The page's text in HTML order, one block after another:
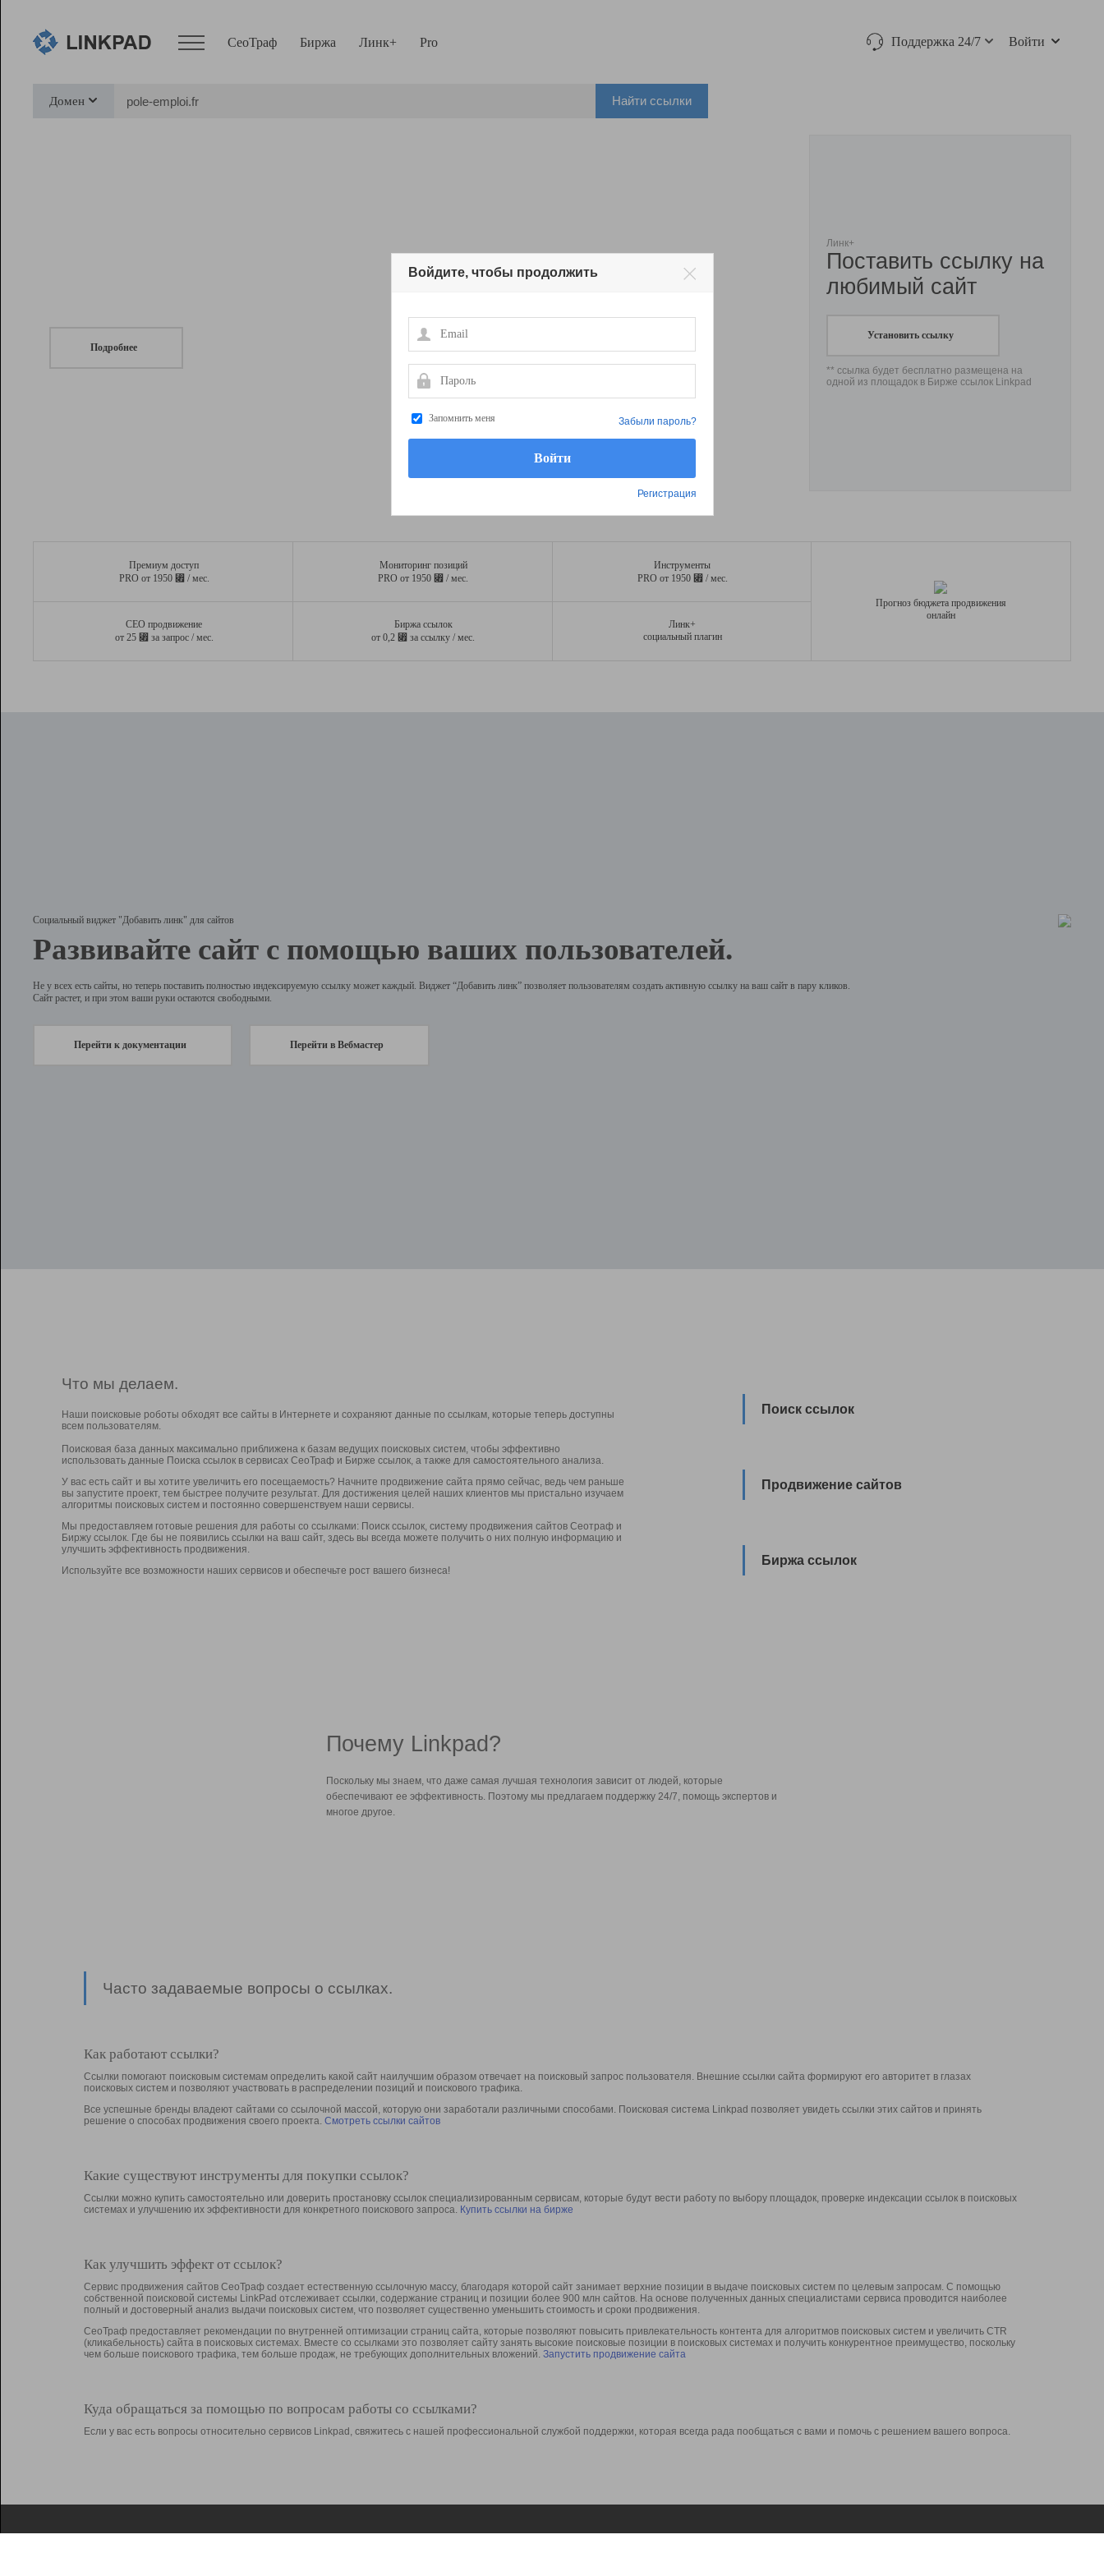
СеоТраф Биржа Линк+ Pro Поддержка 24/7 Войти
Домен Найти ссылки
Подробнее
Линк+
Поставить ссылку на
любимый сайт
Установить ссылку
** ссылка будет бесплатно размещена на
одной из площадок в Бирже ссылок Linkpad
Премиум доступ
PRO от 1950 ⃏ / мес.
Мониторинг позиций
PRO от 1950 ⃏ / мес.
Инструменты
PRO от 1950 ⃏ / мес.
СЕО продвижение
от 25 ⃏ за запрос / мес.
Биржа ссылок
от 0,2 ⃏ за ссылку / мес.
Линк+
социальный плагин
Прогноз бюджета продвижения
онлайн
Социальный виджет "Добавить линк" для сайтов
Развивайте сайт с помощью ваших пользователей.
Не у всех есть сайты, но теперь поставить полностью индексируемую ссылку может каждый. Виджет “Добавить линк” позволяет пользователям создать активную ссылку на ваш сайт в пару кликов.
Сайт растет, и при этом ваши руки остаются свободными.
Перейти к документации Перейти в Вебмастер
Что мы делаем.
Наши поисковые роботы обходят все сайты в Интернете и сохраняют данные по ссылкам, которые теперь доступны
всем пользователям.
Поисковая база данных максимально приближена к базам ведущих поисковых систем, чтобы эффективно
использовать данные Поиска ссылок в сервисах СеоТраф и Бирже ссылок, а также для самостоятельного анализа.
У вас есть сайт и вы хотите увеличить его посещаемость? Начните продвижение сайта прямо сейчас, ведь чем раньше
вы запустите проект, тем быстрее получите результат. Для достижения целей наших клиентов мы пристально изучаем
алгоритмы поисковых систем и постоянно совершенствуем наши сервисы.
Мы предоставляем готовые решения для работы со ссылками: Поиск ссылок, систему продвижения сайтов Сеотраф и
Биржу ссылок. Где бы не появились ссылки на ваш сайт, здесь вы всегда можете получить о них полную информацию и
улучшить эффективность продвижения.
Используйте все возможности наших сервисов и обеспечьте рост вашего бизнеса!
Поиск ссылок
Продвижение сайтов
Биржа ссылок
Почему Linkpad?
Поскольку мы знаем, что даже самая лучшая технология зависит от людей, которые
обеспечивают ее эффективность. Поэтому мы предлагаем поддержку 24/7, помощь экспертов и
многое другое.
Часто задаваемые вопросы о ссылках.
Как работают ссылки?
Ссылки помогают поисковым системам определить какой сайт наилучшим образом отвечает на поисковый запрос пользователя. Внешние ссылки сайта формируют его авторитет в глазах
поисковых систем и позволяют участвовать в раcпределении позиций и поискового трафика.
Все успешные бренды владеют сайтами со ссылочной массой, которую они заработали различными способами. Поисковая система Linkpad позволяет увидеть ссылки этих сайтов и принять
решение о способах продвижения своего проекта. Смотреть ссылки сайтов
Какие существуют инструменты для покупки ссылок?
Ссылки можно купить самостоятельно или доверить простановку ссылок специализированным сервисам, которые будут вести работу по выбору площадок, проверке индексации ссылок в поисковых
системах и улучшению их эффективности для конкретного поискового запроса. Купить ссылки на бирже
Как улучшить эффект от ссылок?
Сервис продвижения сайтов СеоТраф создает естественную ссылочную массу, благодаря которой сайт занимает верхние позиции в выдаче поисковых систем по целевым запросам. С помощью
собственной поисковой системы LinkPad отслеживает ссылки, содержание страниц и позиции более 900 млн сайтов. На основе полученных данных специалистами сервиса проводится наиболее
полный и достоверный анализ выдачи поисковых систем, что позволяет существенно уменьшить стоимость и сроки продвижения.
СеоТраф предоставляет рекомендации по внутренней оптимизации страниц сайта, которые позволяют повысить привлекательность контента для алгоритмов поисковых систем и увеличить CTR
(кликабельность) сайта в поисковых системах. Вместе со ссылками это позволяет сайту занять высокие поисковые позиции в поисковых системах и получить конкурентное преимущество, поскольку
чем больше поискового трафика, тем больше продаж, не требующих дополнительных вложений. Запустить продвижение сайта
Куда обращаться за помощью по вопросам работы со ссылками?
Если у вас есть вопросы относительно сервисов Linkpad, свяжитесь с нашей профессиональной службой поддержки, которая всегда рада пообщаться с вами и помочь с решением вашего вопроса.
Войдите, чтобы продолжить
Email
Пароль
Запомнить меня
Регистрация
Забыли пароль?